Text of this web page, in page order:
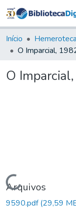
Início Hemeroteca
O Imparcial,
O
Carregando...
Arquivos
9590.pdf(29,59